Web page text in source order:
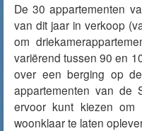
De 30 appartementen
van dit jaar in verkoop
om
variërend tussen 90 en
over een berging op
appartementen van de
ervoor kunt kiezen om
woonklaar te laten